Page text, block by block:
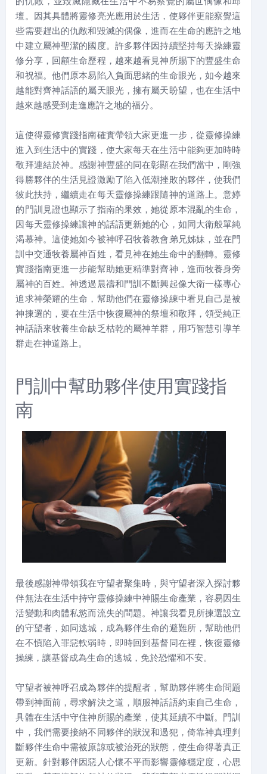
壇。因其具體將靈修亮光應用於生活，使夥伴更能察覺這
些需要趕出的仇敵和毀滅的偶像，進而在生命的應許之地
中建立屬神聖潔的國度。許多夥伴因持續堅持每天操練靈
修分享，回顧生命歷程，越來越看見神所賜下的豐盛生命
和祝福。他們原本易陷入負面思緒的生命眼光，如今越來
越能對齊神話語的屬天眼光，擁有屬天盼望，也在生活中
越來越感受到走進應許之地的福分。
這使得靈修實踐指南確實帶領大家更進一步，從靈修操練
進入到生活中的實踐，使大家每天在生活中能夠更加時時
敬拜連結於神。感謝神豐盛的同在彰顯在我們當中，剛強
得勝夥伴的生活見證激勵了陷入低潮挫敗的夥伴，使我們
彼此扶持，繼續走在每天靈修操練跟隨神的道路上。意婷
的門訓見證也顯示了指南的果效，她從原本混亂的生命，
因每天靈修操練讓神的話語更新她的心，如同大衛般單純
渴慕神。這使她如今被神呼召牧養教會弟兄姊妹，並在門
訓中交通牧養屬神百姓，看見神在她生命中的翻轉。靈修
實踐指南更進一步能幫助她更精準對齊神，進而牧養身旁
屬神的百姓。神透過晨禱和門訓不斷興起像大衛一樣專心
追求神榮耀的生命，幫助他們在靈修操練中看見自己是被
神揀選的，要在生活中恢復屬神的祭壇和敬拜，領受純正
神話語來牧養生命缺乏枯乾的屬神羊群，用巧智慧引導羊
群走在神道路上。
門訓中幫助夥伴使用實踐指
南
最後感謝神帶領我在守望者聚集時，與守望者深入探討夥
伴無法在生活中持守靈修操練中神賜生命產業，容易因生
活變動和肉體私慾而流失的問題。神讓我看見所揀選設立
的守望者，如同逃城，成為夥伴生命的避難所，幫助他們
在不慎陷入罪惡軟弱時，即時回到基督同在裡，恢復靈修
操練，讓基督成為生命的逃城，免於恐懼和不安。
守望者被神呼召成為夥伴的提醒者，幫助夥伴將生命問題
帶到神面前，尋求解決之道，順服神話語約束自己生命，
具體在生活中守住神所賜的產業，使其延續不中斷。門訓
中，我們需要接納不同夥伴的狀況和過犯，倚靠神真理判
斷夥伴生命中需被原諒或被治死的狀態，使生命得著真正
更新。針對夥伴因惡人心懷不平而影響靈修穩定度，心思